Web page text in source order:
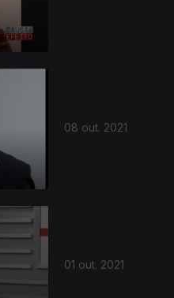
08 out. 2021
01 out. 2021